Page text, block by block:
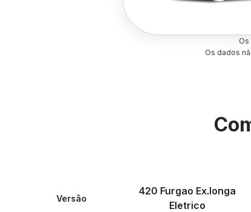
Os
Os dados
Versão
420 Furgao Ex.longa
Eletrico